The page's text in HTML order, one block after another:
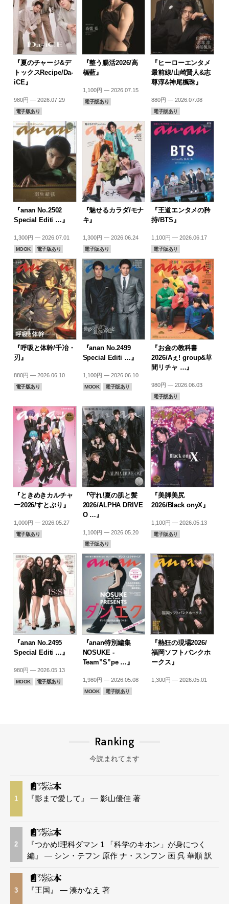
『夏のチャージ&デ
トックスRecipe/Da-
iCE』
980円 — 2026.07.29
電子版あり
『整う腸活2026/高
橋藍』
1,100円 — 2026.07.15
電子版あり
『ヒーローエンタメ
最前線/山崎賢人&志
尊淳&神尾楓珠』
880円 — 2026.07.08
電子版あり
『anan No.2502
Special Editi …』
1,300円 — 2026.07.01
MOOK 電子版あり
『魅せるカラダ/モナ
キ』
1,300円 — 2026.06.24
電子版あり
『王道エンタメの矜
持/BTS』
1,100円 — 2026.06.17
電子版あり
『呼吸と体幹/千冶・
刃』
880円 — 2026.06.10
電子版あり
『anan No.2499
Special Editi …』
1,100円 — 2026.06.10
MOOK 電子版あり
『お金の教科書
2026/Aぇ! group&草
間リチャ …』
980円 — 2026.06.03
電子版あり
『ときめきカルチャ
ー2026/すとぷり』
1,000円 — 2026.05.27
電子版あり
『守れ!夏の肌と髪
2026/ALPHA DRIVE
O …』
1,100円 — 2026.05.20
電子版あり
『美脚美尻
2026/Black onyX』
1,100円 — 2026.05.13
電子版あり
『anan No.2495
Special Editi …』
980円 — 2026.05.13
MOOK 電子版あり
『anan特別編集
NOSUKE -
Team”S”pe …』
1,980円 — 2026.05.08
MOOK 電子版あり
『熱狂の現場2026/
福岡ソフトバンクホ
ークス』
1,300円 — 2026.05.01
Ranking
今読まれてます
1 『影まで愛して』 — 影山優佳 著
2
『つかめ!理科ダマン 1 「科学のキホン」が身につく
編』 — シン・テフン 原作 ナ・スンフン 画 呉 華順 訳
3 『王国』 — 湊かなえ 著